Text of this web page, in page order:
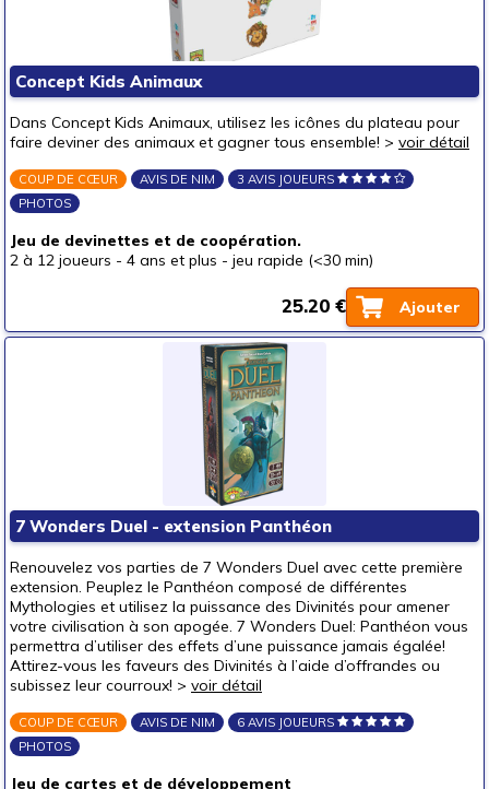
Concept Kids Animaux
Dans Concept Kids Animaux, utilisez les icônes du plateau pour
faire deviner des animaux et gagner tous ensemble! > voir détail
COUP DE CŒUR AVIS DE NIM
3 AVIS JOUEURS
PHOTOS
Jeu de devinettes et de coopération.
2 à 12 joueurs - 4 ans et plus - jeu rapide (<30 min)
Ajouter
25.20 €
7 Wonders Duel - extension Panthéon
Renouvelez vos parties de 7 Wonders Duel avec cette première
extension. Peuplez le Panthéon composé de différentes
Mythologies et utilisez la puissance des Divinités pour amener
votre civilisation à son apogée. 7 Wonders Duel: Panthéon vous
permettra d’utiliser des effets d’une puissance jamais égalée!
Attirez-vous les faveurs des Divinités à l’aide d’offrandes ou
subissez leur courroux! > voir détail
COUP DE CŒUR AVIS DE NIM
6 AVIS JOUEURS
PHOTOS
Jeu de cartes et de développement